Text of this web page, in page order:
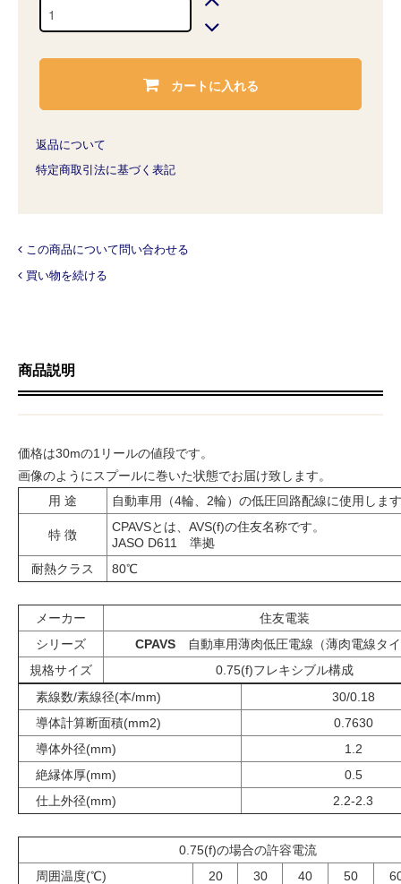
カートに入れる
返品について
特定商取引法に基づく表記
この商品について問い合わせる
買い物を続ける
商品説明
価格は30mの1リールの値段です。
画像のようにスプールに巻いた状態でお届け致します。
用 途
自動車用（4輪、2輪）の低圧回路配線に使用しま
特 徴
CPAVSとは、AVS(f)の住友名称です。
JASO D611 準拠
耐熱クラス
80℃
メーカー
住友電装
シリーズ
CPAVS 自動車用薄肉低圧電線（薄肉電線タ
規格サイズ
0.75(f)フレキシブル構成
素線数/素線径(本/mm)
30/0.18
導体計算断面積(mm2)
0.7630
導体外径(mm)
1.2
絶縁体厚(mm)
0.5
仕上外径(mm)
2.2-2.3
0.75(f)の場合の許容電流
周囲温度(℃)
20 30 40 50